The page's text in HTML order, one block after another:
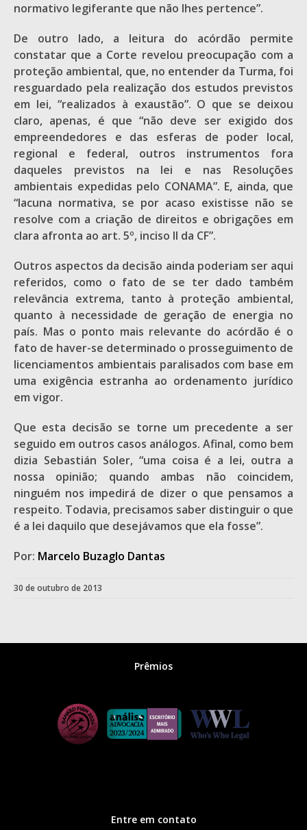
normativo legiferante que não lhes pertence”.
De outro lado, a leitura do acórdão permite
constatar que a Corte revelou preocupação com a
proteção ambiental, que, no entender da Turma, foi
resguardado pela realização dos estudos previstos
em lei, “realizados à exaustão”. O que se deixou
claro, apenas, é que “não deve ser exigido dos
empreendedores e das esferas de poder local,
regional e federal, outros instrumentos fora
daqueles previstos na lei e nas Resoluções
ambientais expedidas pelo CONAMA”. E, ainda, que
“lacuna normativa, se por acaso existisse não se
resolve com a criação de direitos e obrigações em
clara afronta ao art. 5º, inciso II da CF”.
Outros aspectos da decisão ainda poderiam ser aqui
referidos, como o fato de se ter dado também
relevância extrema, tanto à proteção ambiental,
quanto à necessidade de geração de energia no
país. Mas o ponto mais relevante do acórdão é o
fato de haver-se determinado o prosseguimento de
licenciamentos ambientais paralisados com base em
uma exigência estranha ao ordenamento jurídico
em vigor.
Que esta decisão se torne um precedente a ser
seguido em outros casos análogos. Afinal, como bem
dizia Sebastián Soler, “uma coisa é a lei, outra a
nossa opinião; quando ambas não coincidem,
ninguém nos impedirá de dizer o que pensamos a
respeito. Todavia, precisamos saber distinguir o que
é a lei daquilo que desejávamos que ela fosse”.
Por: Marcelo Buzaglo Dantas
30 de outubro de 2013
Prêmios
Entre em contato